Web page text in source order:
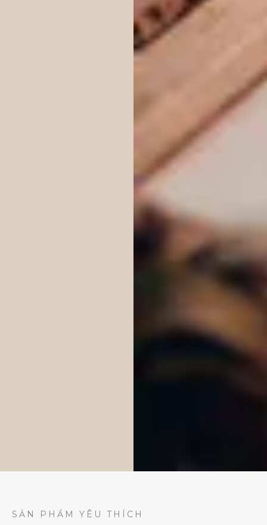
SẢN PHẨM YÊU THÍCH